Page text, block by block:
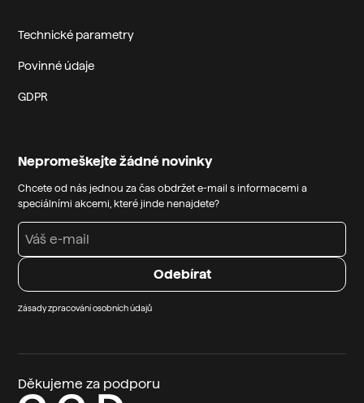
Technické parametry
Povinné údaje
GDPR
Nepromeškejte žádné novinky
Chcete od nás jednou za čas obdržet e-mail s informacemi a
speciálními akcemi, které jinde nenajdete?
Zásady zpracování osobních údajů
Děkujeme za podporu